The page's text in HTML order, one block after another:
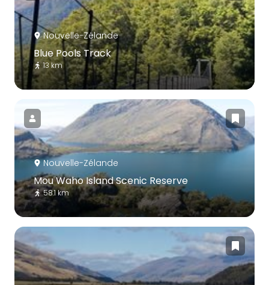
Nouvelle-Zélande
Blue Pools Track
13 km
Nouvelle-Zélande
Mou Waho Island Scenic Reserve
58.1 km